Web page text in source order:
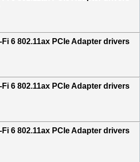
Fi 6 802.11ax PCIe Adapter drivers
Fi 6 802.11ax PCIe Adapter drivers
Fi 6 802.11ax PCIe Adapter drivers